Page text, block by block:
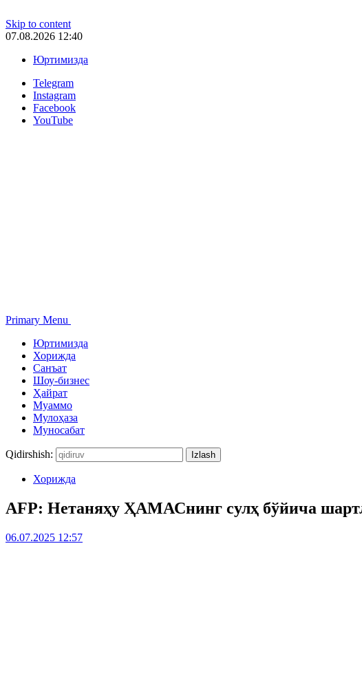
Skip to content
07.08.2026 12:40
Юртимизда
Telegram
Instagram
Facebook
YouTube
Primary Menu
Юртимизда
Хорижда
Санъат
Шоу-бизнес
Ҳайрат
Муаммо
Мулоҳаза
Муносабат
Qidirshish:
Хорижда
АFP: Нетаняҳу ҲАМАСнинг сулҳ бўйича
06.07.2025 12:57